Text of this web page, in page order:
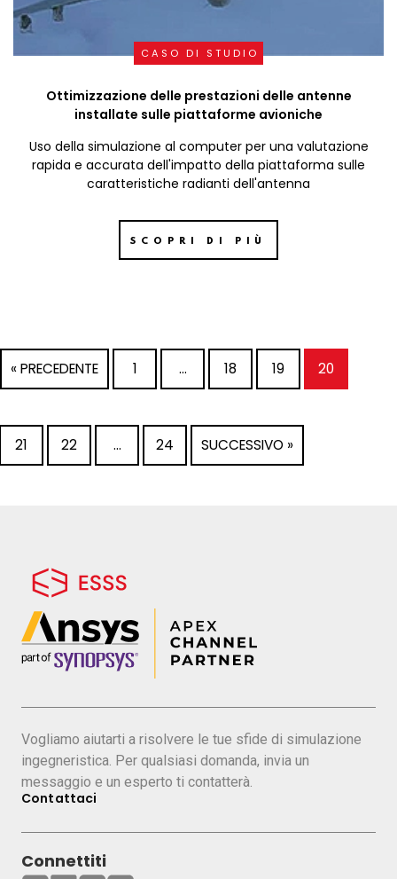
CASO DI STUDIO
Ottimizzazione delle prestazioni delle antenne
installate sulle piattaforme avioniche
Uso della simulazione al computer per una valutazione
rapida e accurata dell'impatto della piattaforma sulle
caratteristiche radianti dell'antenna
SCOPRI DI PIÙ
« PRECEDENTE 1 … 18 19 20
21 22 … 24 SUCCESSIVO »
Vogliamo aiutarti a risolvere le tue sfide di simulazione
ingegneristica. Per qualsiasi domanda, invia un
messaggio e un esperto ti contatterà.
Contattaci
Connettiti